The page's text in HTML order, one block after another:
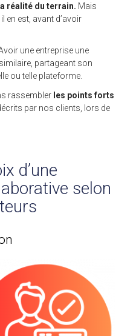
NOUS
NOUS
SUR
réalité du terrain. Mais
en est, avant d’avoir
une entreprise une
partageant son
ou telle plateforme.
rassembler les points forts
par nos clients, lors de
d’une
selon